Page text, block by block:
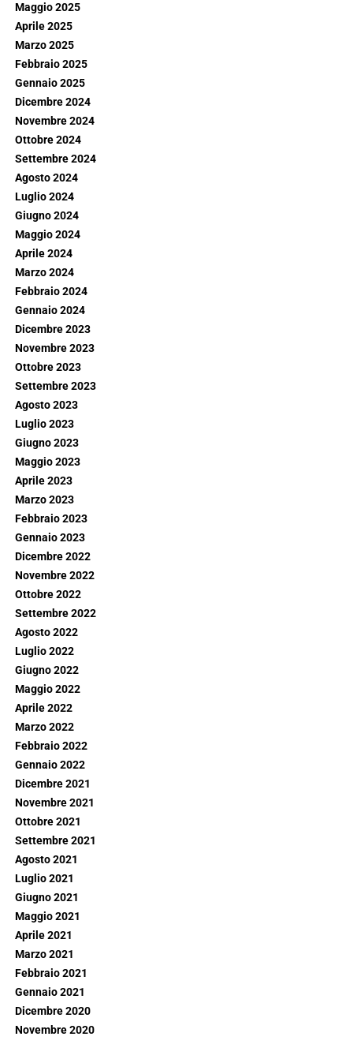
Maggio 2025
Aprile 2025
Marzo 2025
Febbraio 2025
Gennaio 2025
Dicembre 2024
Novembre 2024
Ottobre 2024
Settembre 2024
Agosto 2024
Luglio 2024
Giugno 2024
Maggio 2024
Aprile 2024
Marzo 2024
Febbraio 2024
Gennaio 2024
Dicembre 2023
Novembre 2023
Ottobre 2023
Settembre 2023
Agosto 2023
Luglio 2023
Giugno 2023
Maggio 2023
Aprile 2023
Marzo 2023
Febbraio 2023
Gennaio 2023
Dicembre 2022
Novembre 2022
Ottobre 2022
Settembre 2022
Agosto 2022
Luglio 2022
Giugno 2022
Maggio 2022
Aprile 2022
Marzo 2022
Febbraio 2022
Gennaio 2022
Dicembre 2021
Novembre 2021
Ottobre 2021
Settembre 2021
Agosto 2021
Luglio 2021
Giugno 2021
Maggio 2021
Aprile 2021
Marzo 2021
Febbraio 2021
Gennaio 2021
Dicembre 2020
Novembre 2020